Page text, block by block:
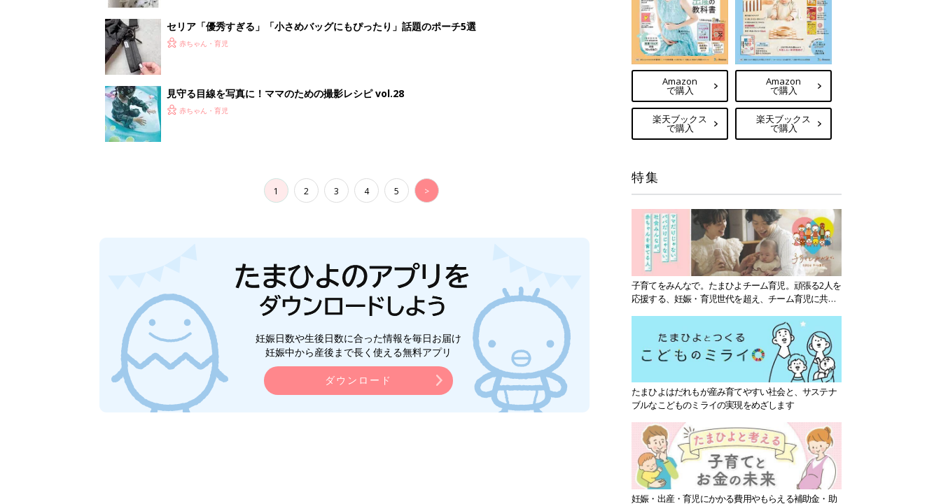
セリア「優秀すぎる」「小さめバッグにもぴったり」話題のポーチ5選
赤ちゃん・育児
見守る目線を写真に！ママのための撮影レシピ vol.28
赤ちゃん・育児
1 2 3 4 5 >
妊娠日数や生後日数に合った情報を毎日お届け
妊娠中から産後まで長く使える無料アプリ
ダウンロード
Amazon
で購入
楽天ブックス
で購入
Amazon
で購入
楽天ブックス
で購入
特集
子育てをみんなで。たまひよチーム育児。頑張る2人を
応援する、妊娠・育児世代を超え、チーム育児に共感
たまひよはだれもが産み育てやすい社会と、サステナ
ブルなこどものミライの実現をめざします
妊娠・出産・育児にかかる費用やもらえる補助金・助